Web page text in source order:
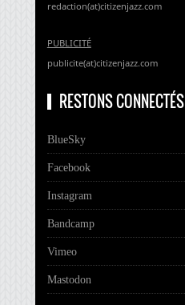
redaction(at)citizenjazz.com
PUBLICITÉ
publicite(at)citizenjazz.com
RESTONS CONNECTÉS
BlueSky
Facebook
Instagram
Bandcamp
Vimeo
Mastodon